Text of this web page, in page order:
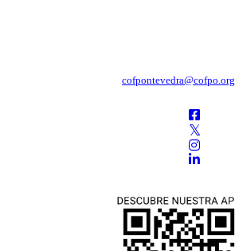
cofpontevedra@cofpo.org